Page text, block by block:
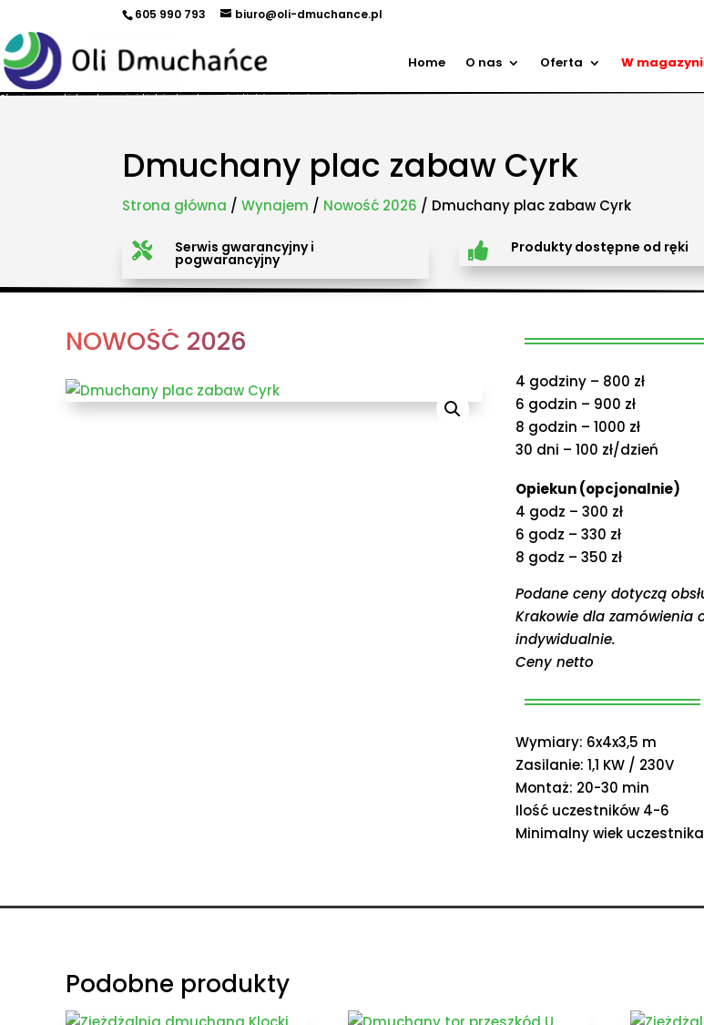
605 990 793 biuro@oli-dmuchance.pl
Home O nas Oferta W
Oferujemy zamki dmuchane, zjeżdżalnie dmuchane, zjeżdżalnie wodne, dmuchane place zabaw, tory przeszkód, zamki weselne, parki wodne dmuchane, namioty
Dmuchany plac zabaw Cyrk
Strona główna /Wynajem / Nowość 2026 / Dmuchany plac zabaw Cyrk
 Serwis gwarancyjny i
pogwarancyjny  Produkty dostępne od ręki
NOWOŚĆ 2026
4 godziny – 800 zł
6 godzin – 900 zł
8 godzin – 1000 zł
30 dni – 100 zł/dzień
Opiekun (opcjonalnie)
4 godz – 300 zł
6 godz – 330 zł
8 godz – 350 zł
Podane ceny dotyczą
Krakowie dla zamówienia
indywidualnie.
Ceny netto
Wymiary: 6x4x3,5 m
Zasilanie: 1,1 KW / 230V
Montaż: 20-30 min
Ilość uczestników 4-6
Minimalny wiek
Podobne produkty